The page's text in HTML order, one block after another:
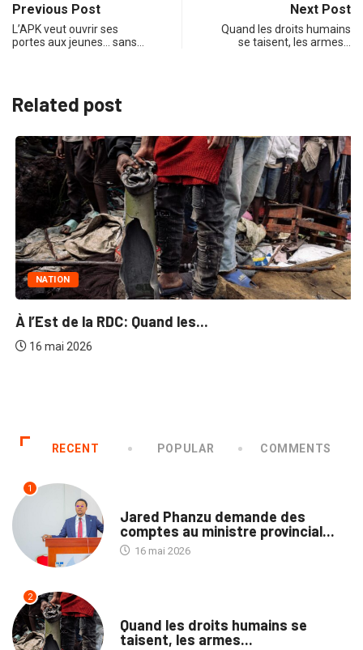
Previous Post
L’APK veut ouvrir ses
portes aux jeunes… sans…
Next Post
Quand les droits humains
se taisent, les armes…
Related post
NATION
À l’Est de la RDC: Quand les...
16 mai 2026
RECENT POPULAR COMMENTS
1
Jared Phanzu demande des
comptes au ministre provincial...
16 mai 2026
2
Quand les droits humains se
taisent, les armes...